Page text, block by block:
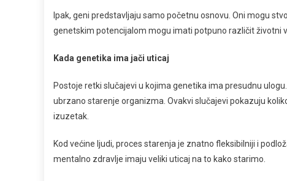
Ipak, geni predstavljaju samo početnu osnovu. Oni mogu
genetskim potencijalom mogu imati potpuno različit životni
Kada genetika ima jači uticaj
Postoje retki slučajevi u kojima genetika ima presudnu
ubrzano starenje organizma. Ovakvi slučajevi pokazuju
izuzetak.
Kod većine ljudi, proces starenja je znatno fleksibilniji i
mentalno zdravlje imaju veliki uticaj na to kako starimo.